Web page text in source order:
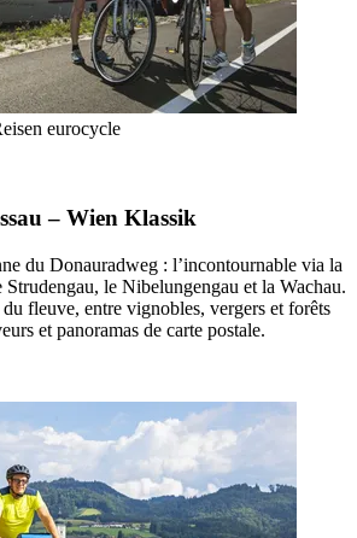
eurocycle
– Wien Klassik
du Donauradweg : l’incontournable via la
le Nibelungengau et la Wachau.
fleuve, entre vignobles, vergers et forêts
et panoramas de carte postale.